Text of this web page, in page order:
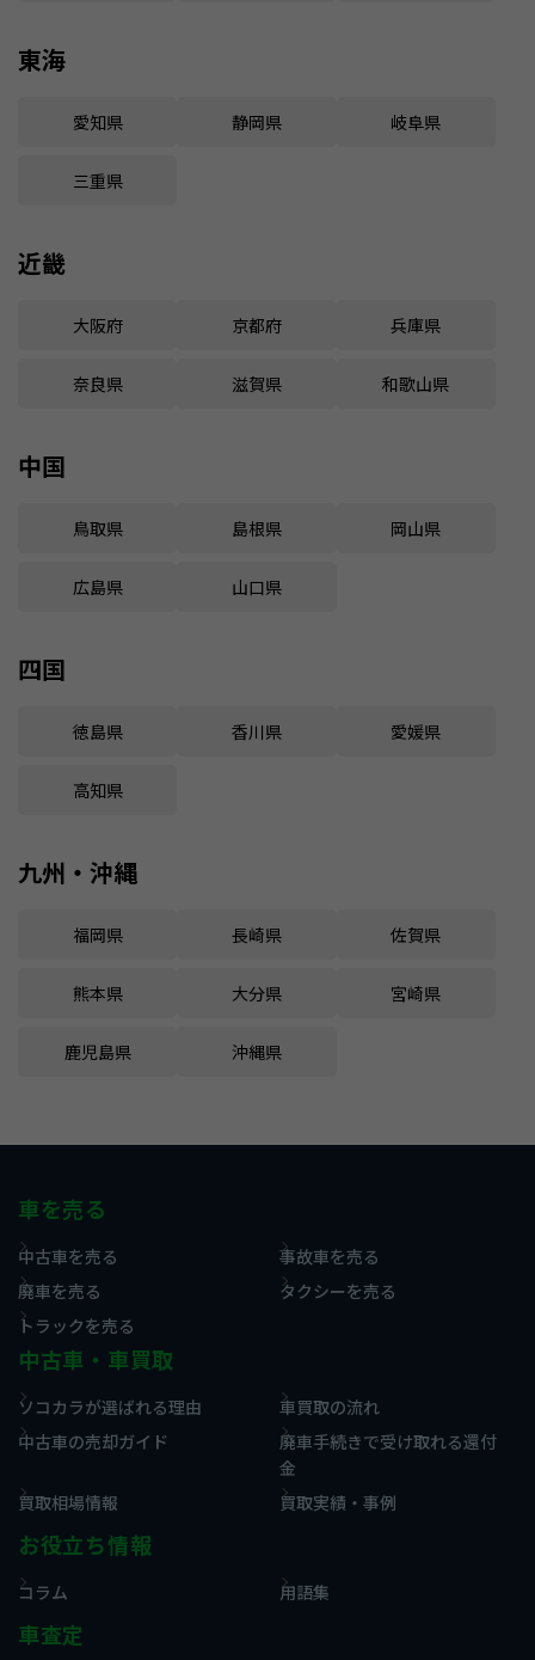
東海
愛知県 静岡県 岐阜県
三重県
近畿
大阪府 京都府 兵庫県
奈良県 滋賀県 和歌山県
中国
鳥取県 島根県 岡山県
広島県 山口県
四国
徳島県 香川県 愛媛県
高知県
九州・沖縄
福岡県 長崎県 佐賀県
熊本県 大分県 宮崎県
鹿児島県 沖縄県
車を売る
中古車を売る
事故車を売る
廃車を売る
タクシーを売る
トラックを売る
中古車・車買取
ソコカラが選ばれる理由
車買取の流れ
中古車の売却ガイド
廃車手続きで受け取れる還付
金
買取相場情報
買取実績・事例
お役立ち情報
コラム 用語集
車査定